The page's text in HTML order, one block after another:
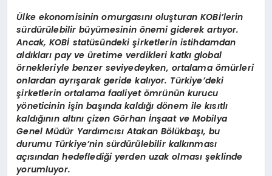
Ülke ekonomisinin omurgasını oluşturan KOBİ’lerin
sürdürülebilir büyümesinin önemi giderek artıyor.
Ancak,KOBİ statüsündeki şirketlerin istihdamdan
aldıkları pay ve üretime verdikleri katkı global
örnekleriyle benzer seviyedeyken, ortalama ömürleri
onlardan ayrışarak geride kalıyor. Türkiye’deki
şirketlerin ortalama faaliyet ömrünün kurucu
yöneticinin işin başında kaldığı dönem ile kısıtlı
kaldığının altını çizen Görhan İnşaat ve Mobilya
Genel Müdür Yardımcısı Atakan Bölükbaşı, bu
durumu Türkiye’nin sürdürülebilir kalkınması
açısından hedeflediği yerden uzak olması şeklinde
yorumluyor.